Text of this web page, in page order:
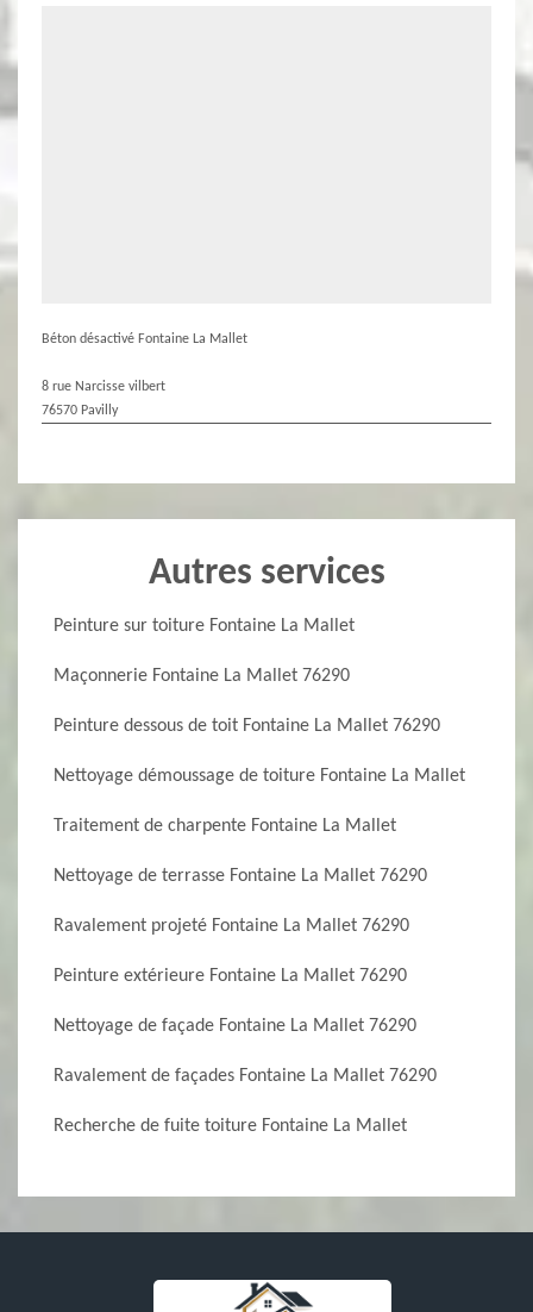
Béton désactivé Fontaine La Mallet
8 rue Narcisse vilbert
76570 Pavilly
Autres services
Peinture sur toiture Fontaine La Mallet
Maçonnerie Fontaine La Mallet 76290
Peinture dessous de toit Fontaine La Mallet 76290
Nettoyage démoussage de toiture Fontaine La Mallet
Traitement de charpente Fontaine La Mallet
Nettoyage de terrasse Fontaine La Mallet 76290
Ravalement projeté Fontaine La Mallet 76290
Peinture extérieure Fontaine La Mallet 76290
Nettoyage de façade Fontaine La Mallet 76290
Ravalement de façades Fontaine La Mallet 76290
Recherche de fuite toiture Fontaine La Mallet